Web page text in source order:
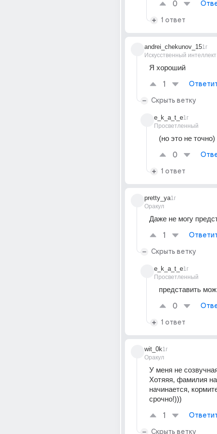
0
1 ответ
andrei_chekunov_15
Искусственный интеллект
1г
Я хороший
1
Скрыть ветку
e_k_a_t_e
Просветленный
1г
(но это не точно)
0
1 ответ
pretty_ya
Оракул
1г
Даже не могу
1
Скрыть ветку
e_k_a_t_e
Просветленный
1г
представить
0
1 ответ
wit_0k
Оракул
1г
У меня не
Хотяяя, фамилия
начинается,
срочно!)))
1
Скрыть ветку